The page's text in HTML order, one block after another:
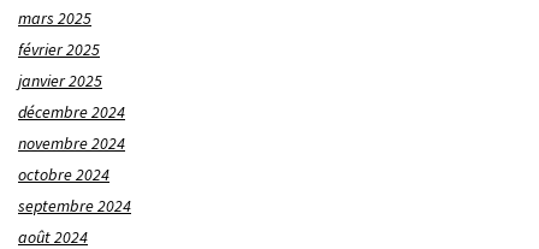
mars 2025
février 2025
janvier 2025
décembre 2024
novembre 2024
octobre 2024
septembre 2024
août 2024